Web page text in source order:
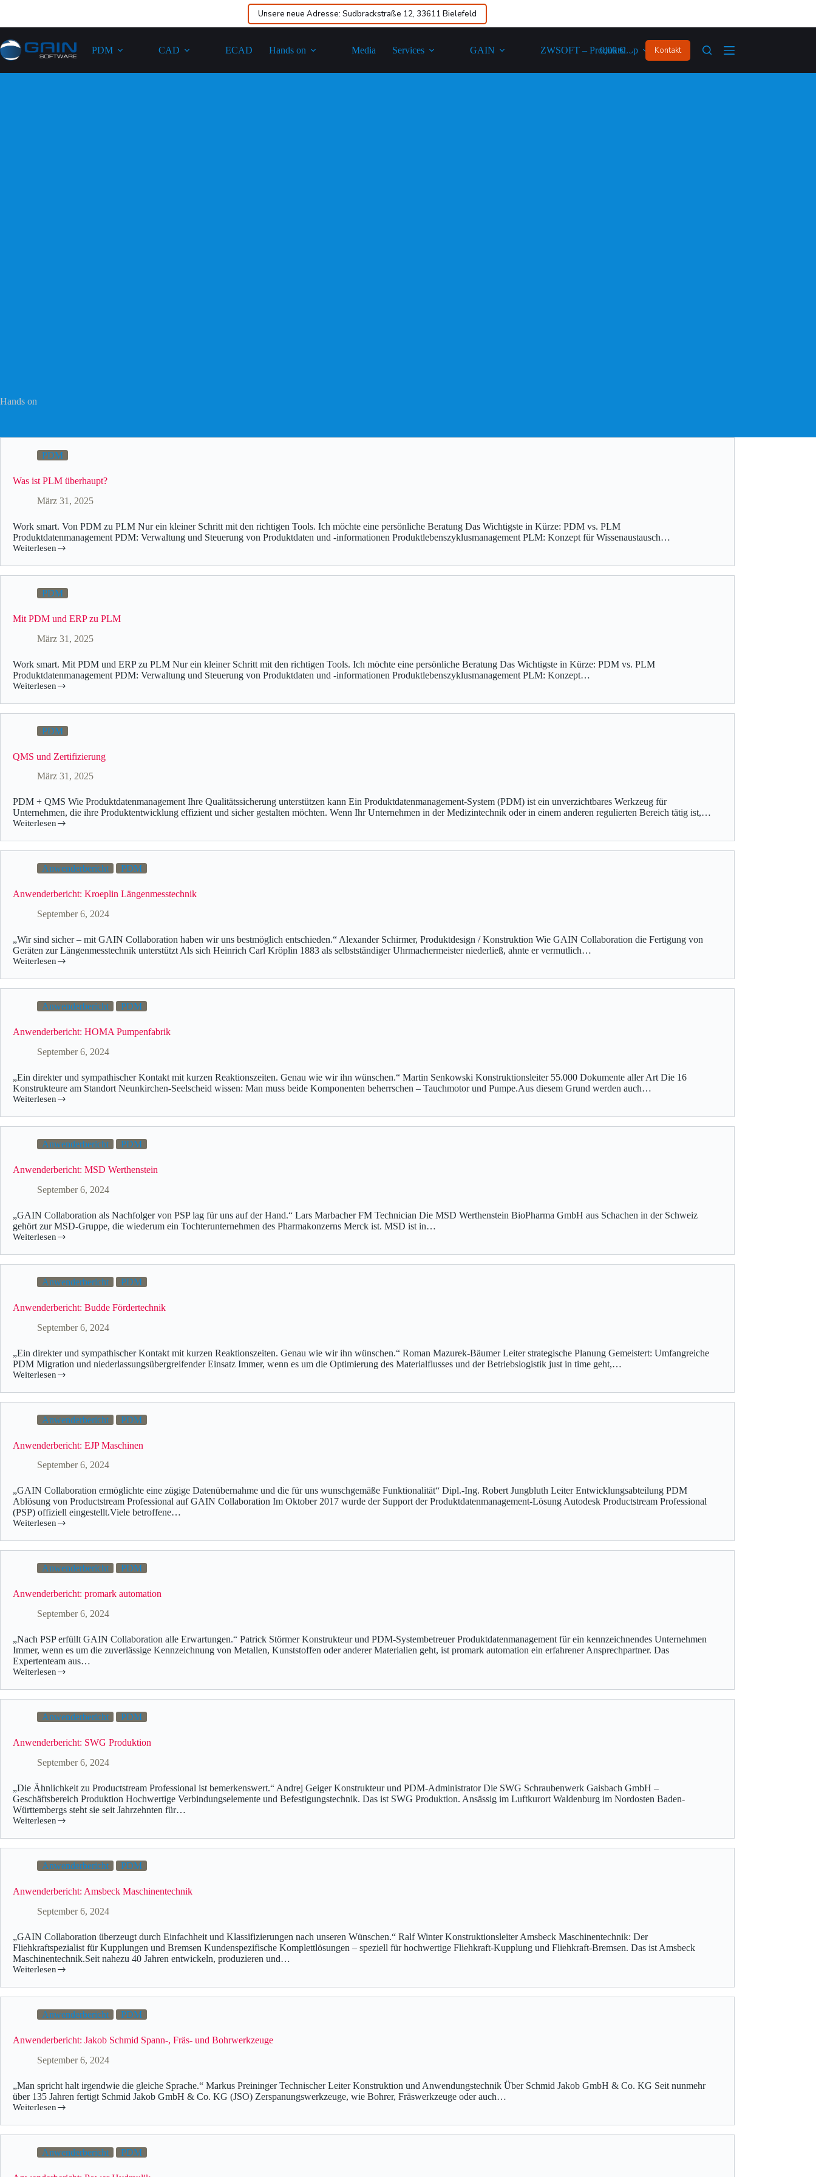
Unsere neue Adresse: Sudbrackstraße 12, 33611 Bielefeld
PDM CAD ECAD Hands on Media Services GAIN​ ZWSOFT – Produktshop
0,00€ Kontakt
Hands on
PDM
Was ist PLM überhaupt?
März 31, 2025
Work smart. Von PDM zu PLM Nur ein kleiner Schritt mit den richtigen Tools. Ich möchte eine persönliche Beratung Das Wichtigste in Kürze: PDM vs. PLM
Produktdatenmanagement PDM: Verwaltung und Steuerung von Produktdaten und -informationen Produktlebenszyklusmanagement PLM: Konzept für Wissenaustausch…
Weiterlesen
PDM
Mit PDM und ERP zu PLM
März 31, 2025
Work smart. Mit PDM und ERP zu PLM Nur ein kleiner Schritt mit den richtigen Tools. Ich möchte eine persönliche Beratung Das Wichtigste in Kürze: PDM vs. PLM
Produktdatenmanagement PDM: Verwaltung und Steuerung von Produktdaten und -informationen Produktlebenszyklusmanagement PLM: Konzept…
Weiterlesen
PDM
QMS und Zertifizierung
März 31, 2025
PDM + QMS Wie Produktdatenmanagement Ihre Qualitätssicherung unterstützen kann Ein Produktdatenmanagement-System (PDM) ist ein unverzichtbares Werkzeug für
Unternehmen, die ihre Produktentwicklung effizient und sicher gestalten möchten. Wenn Ihr Unternehmen in der Medizintechnik oder in einem anderen regulierten Bereich tätig ist,…
Weiterlesen
Anwenderbericht PDM
Anwenderbericht: Kroeplin Längenmesstechnik
September 6, 2024
„Wir sind sicher – mit GAIN Collaboration haben wir uns bestmöglich entschieden.“ Alexander Schirmer, Produktdesign / Konstruktion Wie GAIN Collaboration die Fertigung von
Geräten zur Längenmesstechnik unterstützt Als sich Heinrich Carl Kröplin 1883 als selbstständiger Uhrmachermeister niederließ, ahnte er vermutlich…
Weiterlesen
Anwenderbericht PDM
Anwenderbericht: HOMA Pumpenfabrik
September 6, 2024
„Ein direkter und sympathischer Kontakt mit kurzen Reaktionszeiten. Genau wie wir ihn wünschen.“ Martin Senkowski Konstruktionsleiter 55.000 Dokumente aller Art Die 16
Konstrukteure am Standort Neunkirchen-Seelscheid wissen: Man muss beide Komponenten beherrschen – Tauchmotor und Pumpe.Aus diesem Grund werden auch…
Weiterlesen
Anwenderbericht PDM
Anwenderbericht: MSD Werthenstein
September 6, 2024
„GAIN Collaboration als Nachfolger von PSP lag für uns auf der Hand.“ Lars Marbacher FM Technician Die MSD Werthenstein BioPharma GmbH aus Schachen in der Schweiz
gehört zur MSD-Gruppe, die wiederum ein Tochterunternehmen des Pharmakonzerns Merck ist. MSD ist in…
Weiterlesen
Anwenderbericht PDM
Anwenderbericht: Budde Fördertechnik
September 6, 2024
„Ein direkter und sympathischer Kontakt mit kurzen Reaktionszeiten. Genau wie wir ihn wünschen.“ Roman Mazurek-Bäumer Leiter strategische Planung Gemeistert: Umfangreiche
PDM Migration und niederlassungsübergreifender Einsatz Immer, wenn es um die Optimierung des Materialflusses und der Betriebslogistik just in time geht,…
Weiterlesen
Anwenderbericht PDM
Anwenderbericht: EJP Maschinen
September 6, 2024
„GAIN Collaboration ermöglichte eine zügige Datenübernahme und die für uns wunschgemäße Funktionalität“ Dipl.-Ing. Robert Jungbluth Leiter Entwicklungsabteilung PDM
Ablösung von Productstream Professional auf GAIN Collaboration Im Oktober 2017 wurde der Support der Produktdatenmanagement-Lösung Autodesk Productstream Professional
(PSP) offiziell eingestellt.Viele betroffene…
Weiterlesen
Anwenderbericht PDM
Anwenderbericht: promark automation
September 6, 2024
„Nach PSP erfüllt GAIN Collaboration alle Erwartungen.“ Patrick Störmer Konstrukteur und PDM-Systembetreuer Produktdatenmanagement für ein kennzeichnendes Unternehmen
Immer, wenn es um die zuverlässige Kennzeichnung von Metallen, Kunststoffen oder anderer Materialien geht, ist promark automation ein erfahrener Ansprechpartner. Das
Expertenteam aus…
Weiterlesen
Anwenderbericht PDM
Anwenderbericht: SWG Produktion
September 6, 2024
„Die Ähnlichkeit zu Productstream Professional ist bemerkenswert.“ Andrej Geiger Konstrukteur und PDM-Administrator Die SWG Schraubenwerk Gaisbach GmbH –
Geschäftsbereich Produktion Hochwertige Verbindungselemente und Befestigungstechnik. Das ist SWG Produktion. Ansässig im Luftkurort Waldenburg im Nordosten Baden-
Württembergs steht sie seit Jahrzehnten für…
Weiterlesen
Anwenderbericht PDM
Anwenderbericht: Amsbeck Maschinentechnik
September 6, 2024
„GAIN Collaboration überzeugt durch Einfachheit und Klassifizierungen nach unseren Wünschen.“ Ralf Winter Konstruktionsleiter Amsbeck Maschinentechnik: Der
Fliehkraftspezialist für Kupplungen und Bremsen Kundenspezifische Komplettlösungen – speziell für hochwertige Fliehkraft-Kupplung und Fliehkraft-Bremsen. Das ist Amsbeck
Maschinentechnik.Seit nahezu 40 Jahren entwickeln, produzieren und…
Weiterlesen
Anwenderbericht PDM
Anwenderbericht: Jakob Schmid Spann-, Fräs- und Bohrwerkzeuge
September 6, 2024
„Man spricht halt irgendwie die gleiche Sprache.“ Markus Preininger Technischer Leiter Konstruktion und Anwendungstechnik Über Schmid Jakob GmbH & Co. KG Seit nunmehr
über 135 Jahren fertigt Schmid Jakob GmbH & Co. KG (JSO) Zerspanungswerkzeuge, wie Bohrer, Fräswerkzeuge oder auch…
Weiterlesen
Anwenderbericht PDM